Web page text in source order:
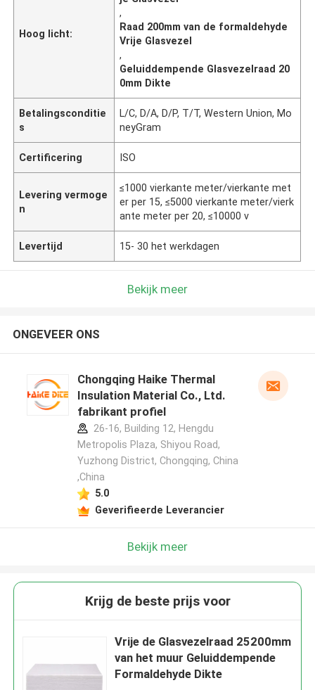
Hoog licht:
,
Raad 200mm van de formaldehyde
Vrije Glasvezel
,
Geluiddempende Glasvezelraad 20
0mm Dikte
Betalingsconditie
s
L/C, D/A, D/P, T/T, Western Union, Mo
neyGram
Certificering ISO
Levering vermoge
n
≤1000 vierkante meter/vierkante met
er per 15, ≤5000 vierkante meter/vierk
ante meter per 20, ≤10000 v
Levertijd 15- 30 het werkdagen
Bekijk meer
ONGEVEER ONS
Chongqing Haike Thermal
Insulation Material Co., Ltd.
fabrikant profiel
26-16, Building 12, Hengdu
Metropolis Plaza, Shiyou Road,
Yuzhong District, Chongqing, China
,China
5.0
Geverifieerde Leverancier
Bekijk meer
Krijg de beste prijs voor
Vrije de Glasvezelraad 25200mm
van het muur Geluiddempende
Formaldehyde Dikte